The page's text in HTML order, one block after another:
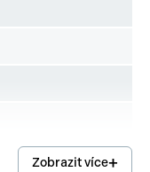
Zobrazit více